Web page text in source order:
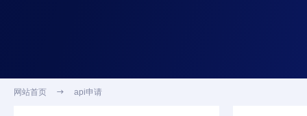
网站首页  api申请